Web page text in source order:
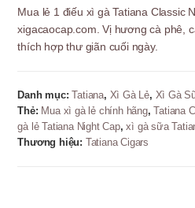
Night
Cap
-
Điếu
số
lượng
Mua lẻ 1 điếu xì gà Tatiana Classic
xigacaocap.com. Vị hương cà phê,
thích hợp thư giãn cuối ngày.
Danh mục:Tatiana, Xì Gà Lẻ, Xì Gà
Thẻ: Mua xì gà lẻ chính hãng,Tatiana
gà lẻ Tatiana Night Cap,xì gà sữa
Thương hiệu: Tatiana Cigars